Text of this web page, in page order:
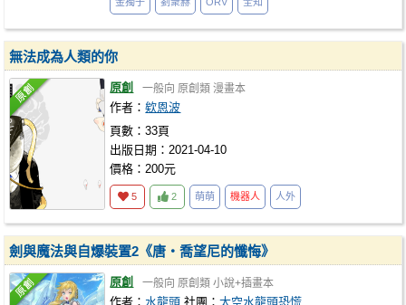
無法成為人類的你
原創 一般向 原創類 漫畫本
作者：欸恩波
頁數：33頁
出版日期：2021-04-10
價格：200元
5 2 萌萌 機器人 人外
劍與魔法與自爆裝置2《唐‧喬望尼的懺悔》
原創 一般向 原創類 小說+插畫本
作者： 水龍頭 社團：太空水龍頭恐慌